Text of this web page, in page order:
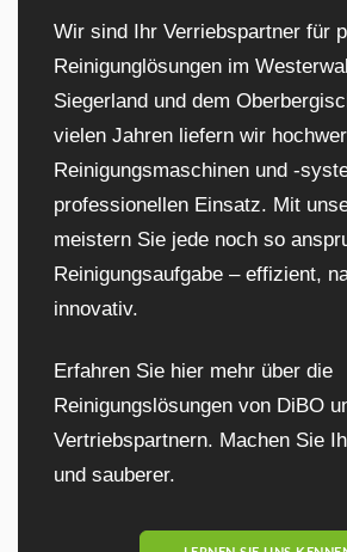
Wir sind Ihr Verriebspartner für
Reinigunglösungen im
Siegerland und dem
vielen Jahren liefern wir
Reinigungsmaschinen und -
professionellen Einsatz. Mit
meistern Sie jede noch so
Reinigungsaufgabe – effizient,
innovativ.
Erfahren Sie hier mehr über die
Reinigungslösungen von DiBO
Vertriebspartnern. Machen Sie
und sauberer.